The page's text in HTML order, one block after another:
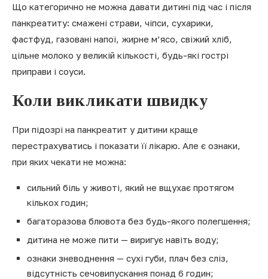
Що категорично не можна давати дитині під час і після
панкреатиту: смажені страви, чіпси, сухарики,
фастфуд, газовані напої, жирне м’ясо, свіжий хліб,
цільне молоко у великій кількості, будь-які гострі
приправи і соуси.
Коли викликати швидку
При підозрі на панкреатит у дитини краще
перестрахуватись і показати її лікарю. Але є ознаки,
при яких чекати не можна:
сильний біль у животі, який не вщухає протягом
кількох годин;
багаторазова блювота без будь-якого полегшення;
дитина не може пити — виригує навіть воду;
ознаки зневоднення — сухі губи, плач без сліз,
відсутність сечовипускання понад 6 годин;